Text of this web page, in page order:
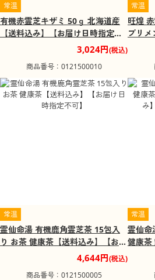
常温
有機赤霊芝キザミ 50ｇ 北海道産
【送料込み】【お届け日時指定不
3,024円(税込)
商品番号：0121500010
常温
旺煌
プリメ
料込
常温
霊仙命湯 有機鹿角霊芝茶 15包入
り お茶 健康茶【送料込み】【お届
4,644円(税込)
商品番号：0121500005
常温
霊仙命
健康茶
み】